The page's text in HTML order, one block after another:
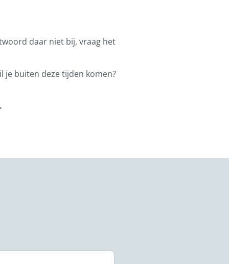
daar niet bij, vraag het
je buiten deze tijden komen?
.